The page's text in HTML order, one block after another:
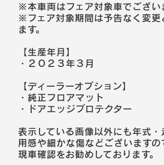
※本車両はフェア対象車でござい
※フェア対象期間は予告なく変更
ます。
【生産年月】
・２０２３年３月
【ディーラーオプション】
・純正フロアマット
・ドアエッジプロテクター
表示している画像以外にも年式
用感や細かな傷などございます
現車確認をお勧めしております。